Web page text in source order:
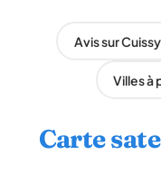
Avis sur
Villes à
Carte